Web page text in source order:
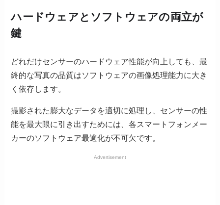
ハードウェアとソフトウェアの両立が
鍵
どれだけセンサーのハードウェア性能が向上しても、最
終的な写真の品質はソフトウェアの画像処理能力に大き
く依存します。
撮影された膨大なデータを適切に処理し、センサーの性
能を最大限に引き出すためには、各スマートフォンメー
カーのソフトウェア最適化が不可欠です。
Advertisement